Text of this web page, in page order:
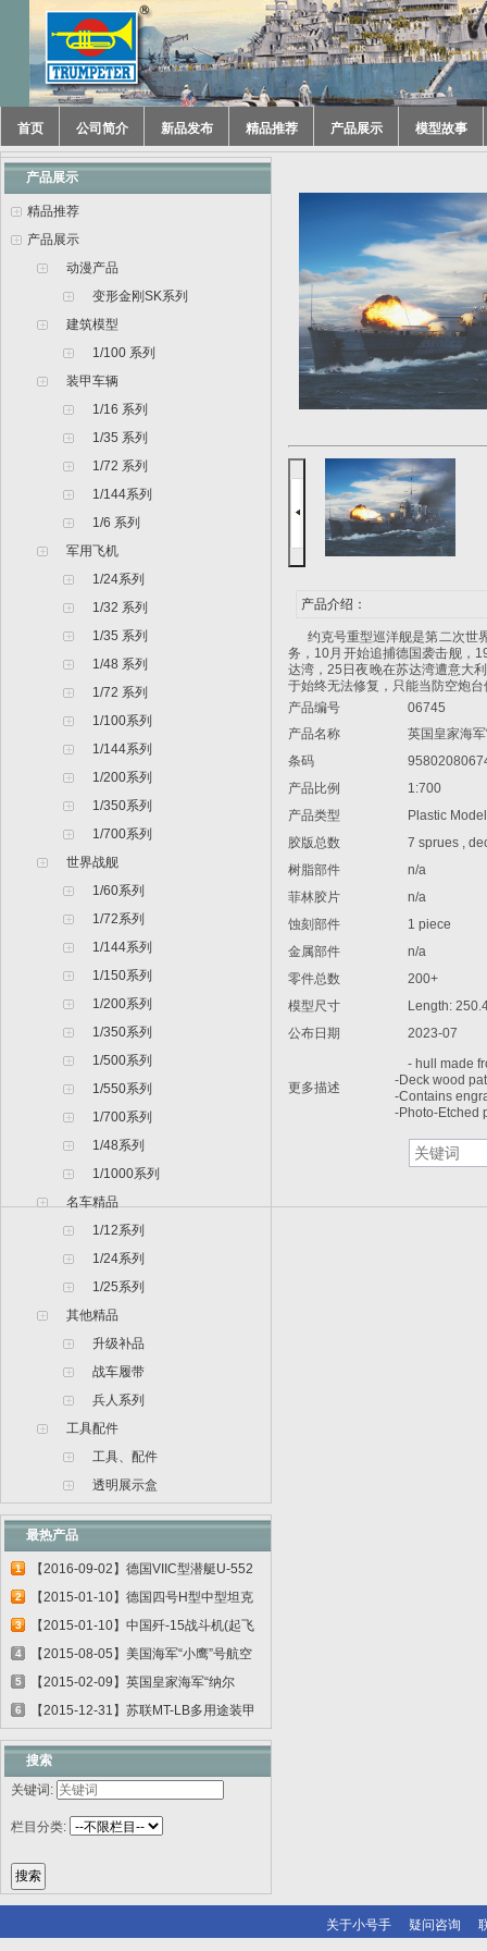
首页 公司简介 新品发布 精品推荐 产品展示 模型故事
产品展示
精品推荐
产品展示
动漫产品
变形金刚SK系列
建筑模型
1/100 系列
装甲车辆
1/16 系列
1/35 系列
1/72 系列
1/144系列
1/6 系列
军用飞机
1/24系列
1/32 系列
1/35 系列
1/48 系列
1/72 系列
1/100系列
1/144系列
1/200系列
1/350系列
1/700系列
世界战舰
1/60系列
1/72系列
1/144系列
1/150系列
1/200系列
1/350系列
1/500系列
1/550系列
1/700系列
1/48系列
1/1000系列
名车精品
1/12系列
1/24系列
1/25系列
其他精品
升级补品
战车履带
兵人系列
工具配件
工具、配件
透明展示盒
最热产品
1
【2016-09-02】德国VIIC型潜艇U-552
06801
2
【2015-01-10】德国四号H型中型坦克
00920
3
【2015-01-10】中国歼-15战斗机(起飞
甲板...
4
【2015-08-05】美国海军“小鹰”号航空
母...
5
【2015-02-09】英国皇家海军“纳尔
逊”号...
6
【2015-12-31】苏联MT-LB多用途装甲
运输车...
搜索
关键词:
栏目分类:
产品介绍：
约克号重型巡洋舰是第二次世
务，10月开始追捕德国袭击舰，
达湾，25日夜晚在苏达湾遭意大
于始终无法修复，只能当防空炮
产品编号
06745
产品名称
英国皇家海军
条码
产品比例
1:700
产品类型
Plastic
胶版总数
7 sprues ,
树脂部件
n/a
菲林胶片
n/a
蚀刻部件
1 piece
金属部件
n/a
零件总数
200+
模型尺寸
Length:
公布日期
2023-07
更多描述
- hull made
-Deck wood
-Contains
-Photo-Etched
关于小号手 疑问咨询